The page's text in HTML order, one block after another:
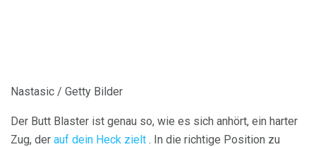
Nastasic / Getty Bilder
Der Butt Blaster ist genau so, wie es sich anhört, ein harter
Zug, der auf dein Heck zielt . In die richtige Position zu